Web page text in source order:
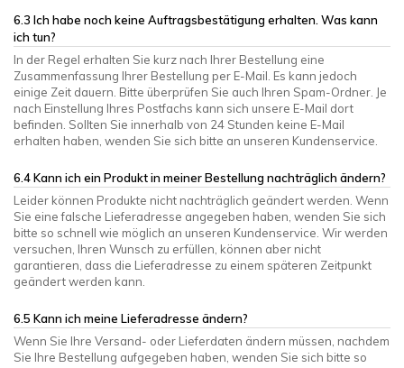
6.3 Ich habe noch keine Auftragsbestätigung erhalten. Was kann
ich tun?
In der Regel erhalten Sie kurz nach Ihrer Bestellung eine
Zusammenfassung Ihrer Bestellung per E-Mail. Es kann jedoch
einige Zeit dauern. Bitte überprüfen Sie auch Ihren Spam-Ordner. Je
nach Einstellung Ihres Postfachs kann sich unsere E-Mail dort
befinden. Sollten Sie innerhalb von 24 Stunden keine E-Mail
erhalten haben, wenden Sie sich bitte an unseren Kundenservice.
6.4 Kann ich ein Produkt in meiner Bestellung nachträglich ändern?
Leider können Produkte nicht nachträglich geändert werden. Wenn
Sie eine falsche Lieferadresse angegeben haben, wenden Sie sich
bitte so schnell wie möglich an unseren Kundenservice. Wir werden
versuchen, Ihren Wunsch zu erfüllen, können aber nicht
garantieren, dass die Lieferadresse zu einem späteren Zeitpunkt
geändert werden kann.
6.5 Kann ich meine Lieferadresse ändern?
Wenn Sie Ihre Versand- oder Lieferdaten ändern müssen, nachdem
Sie Ihre Bestellung aufgegeben haben, wenden Sie sich bitte so